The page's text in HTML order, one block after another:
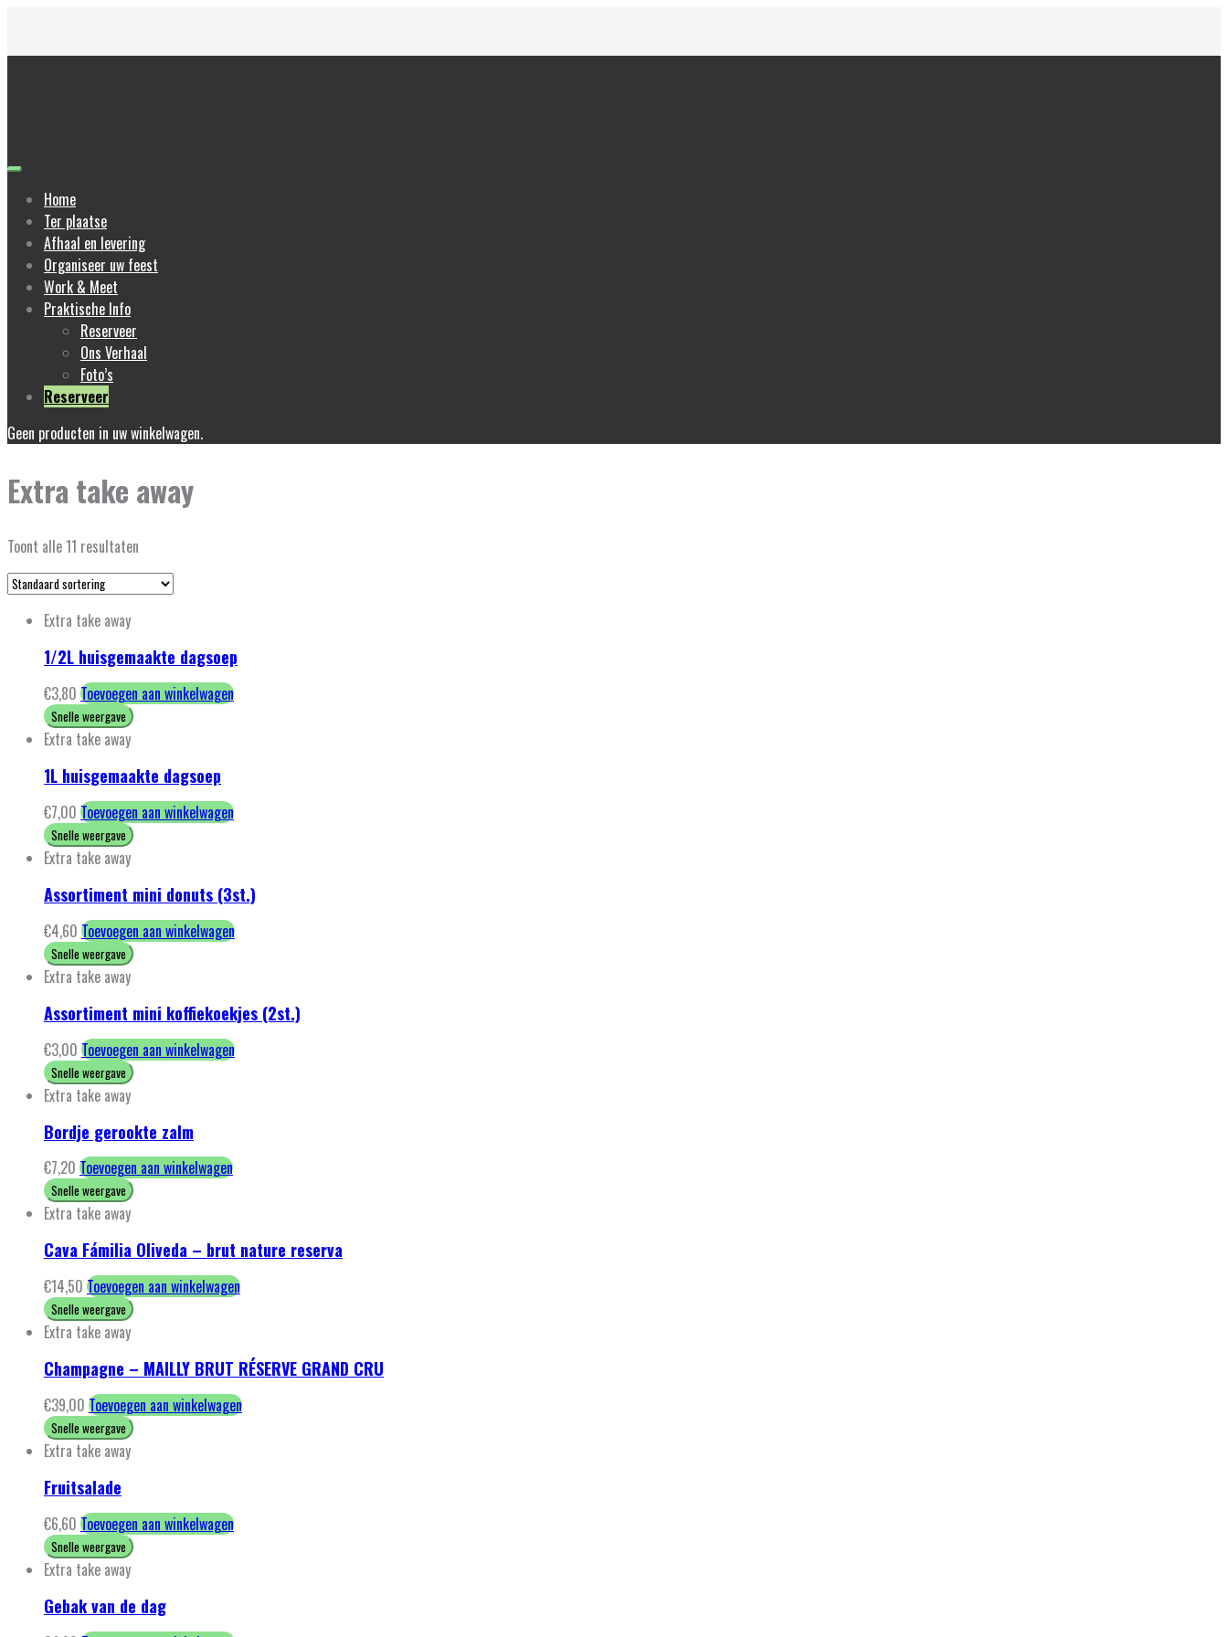
Home
Ter plaatse
Afhaal en levering
Organiseer uw feest
Work & Meet
Praktische Info
Reserveer
Ons Verhaal
Foto’s
Reserveer
Geen producten in uw winkelwagen.
Extra take away
Toont alle 11 resultaten
Extra take away
1/2L huisgemaakte dagsoep
€3,80 Toevoegen aan winkelwagen
Snelle weergave
Extra take away
1L huisgemaakte dagsoep
€7,00 Toevoegen aan winkelwagen
Snelle weergave
Extra take away
Assortiment mini donuts (3st.)
€4,60 Toevoegen aan winkelwagen
Snelle weergave
Extra take away
Assortiment mini koffiekoekjes (2st.)
€3,00 Toevoegen aan winkelwagen
Snelle weergave
Extra take away
Bordje gerookte zalm
€7,20 Toevoegen aan winkelwagen
Snelle weergave
Extra take away
Cava Fámilia Oliveda – brut nature reserva
€14,50 Toevoegen aan winkelwagen
Snelle weergave
Extra take away
Champagne – MAILLY BRUT RÉSERVE GRAND CRU
€39,00 Toevoegen aan winkelwagen
Snelle weergave
Extra take away
Fruitsalade
€6,60 Toevoegen aan winkelwagen
Snelle weergave
Extra take away
Gebak van de dag